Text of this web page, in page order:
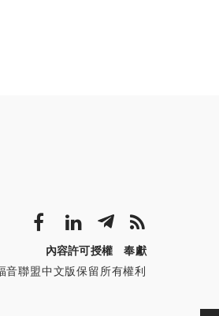
內容許可授權
奉獻
聯盟中文版保留所有權利